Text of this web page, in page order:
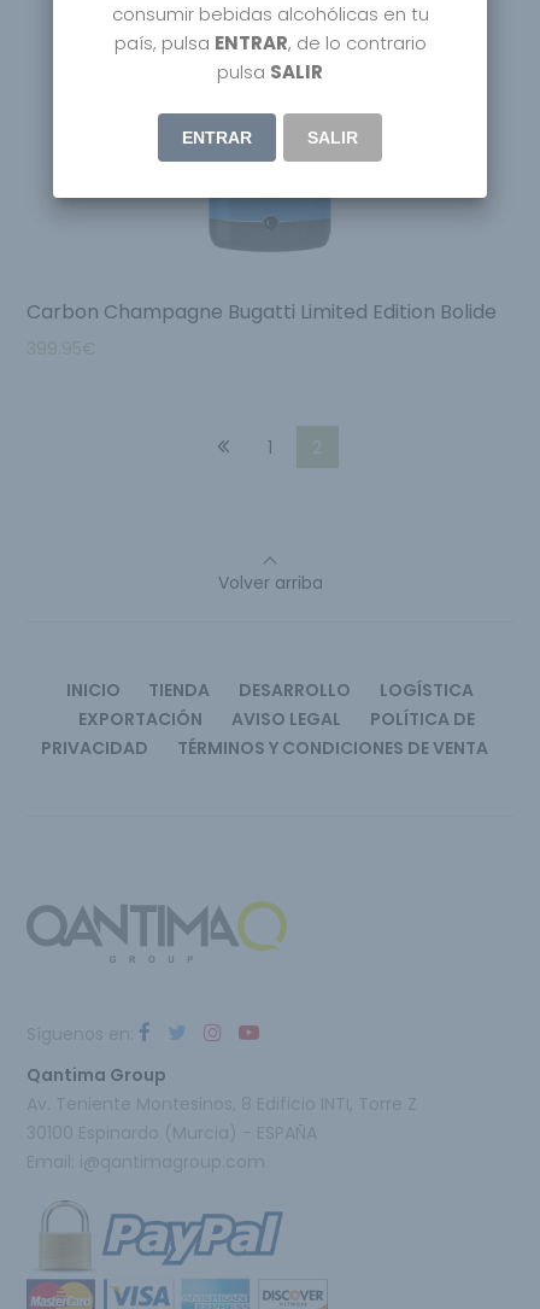
Carbon Champagne Bugatti Limited Edition Bolide
399.95€
1 2
Volver arriba
INICIO TIENDA DESARROLLO
LOGÍSTICA
EXPORTACIÓN
AVISO LEGAL
POLÍTICA DE
PRIVACIDAD
TÉRMINOS Y CONDICIONES DE VENTA
Qantima Group
consumir bebidas alcohólicas en tu
país, pulsa ENTRAR, de lo contrario
pulsa SALIR
ENTRAR SALIR